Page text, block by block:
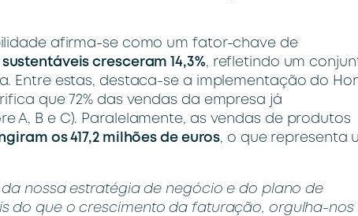
afirma-se como um fator-chave de
cresceram 14,3%, refletindo um
Entre estas, destaca-se a implementação do
que 72% das vendas da empresa já
A, B e C). Paralelamente, as vendas de produtos
os 417,2 milhões de euros, o que representa
da nossa estratégia de negócio e do plano de
do que o crescimento da faturação, orgulha-nos